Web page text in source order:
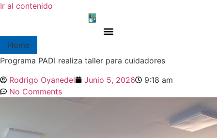
Ir al contenido
Home
Programa PADI realiza taller para cuidadores
Rodrigo Oyanedel
Junio 5, 2026
9:18 am
No Comments